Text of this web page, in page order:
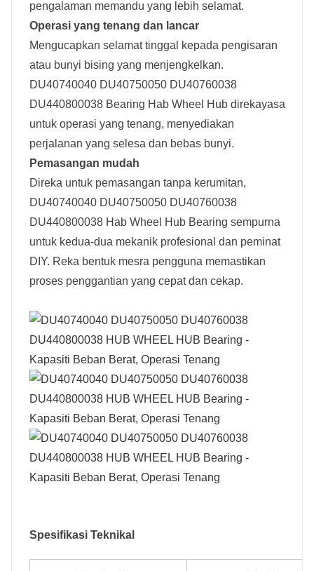
pengalaman memandu yang lebih selamat.
Operasi yang tenang dan lancar
Mengucapkan selamat tinggal kepada pengisaran
atau bunyi bising yang menjengkelkan.
DU40740040 DU40750050 DU40760038
DU440800038 Bearing Hab Wheel Hub direkayasa
untuk operasi yang tenang, menyediakan
perjalanan yang selesa dan bebas bunyi.
Pemasangan mudah
Direka untuk pemasangan tanpa kerumitan,
DU40740040 DU40750050 DU40760038
DU440800038 Hab Wheel Hub Bearing sempurna
untuk kedua-dua mekanik profesional dan peminat
DIY. Reka bentuk mesra pengguna memastikan
proses penggantian yang cepat dan cekap.
Spesifikasi Teknikal